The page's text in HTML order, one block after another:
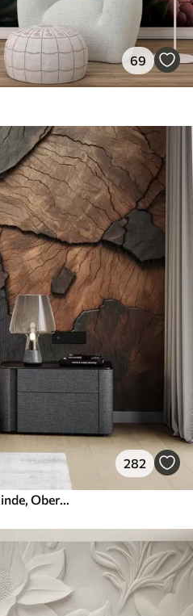
69
282